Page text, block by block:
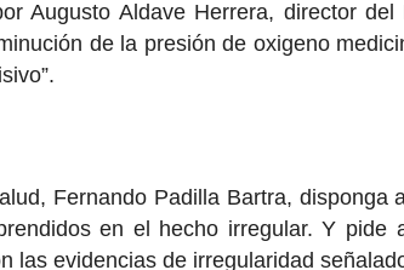
Augusto Aldave Herrera, director
de la presión de oxigeno
Fernando Padilla Bartra,
en el hecho irregular. Y pide
las evidencias de irregularidad